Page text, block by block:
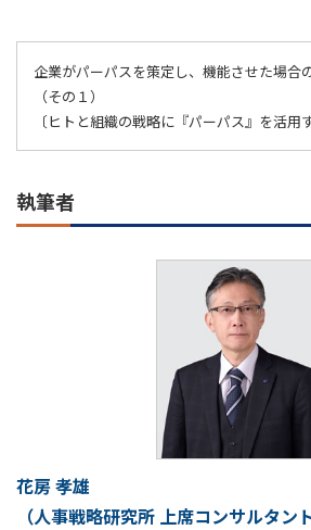
企業がパーパスを策定し、機能させた場合
（その１）
〔ヒトと組織の戦略に『パーパス』を活用
執筆者
花房 孝雄
（人事戦略研究所 上席コンサルタント